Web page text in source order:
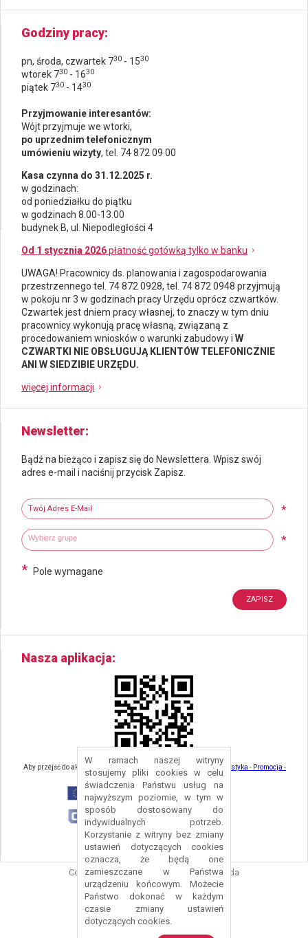
W ramach naszej witryny
stosujemy pliki cookies w celu
świadczenia Państwu usług na
najwyższym poziomie, w tym w
sposób dostosowany do
indywidualnych potrzeb.
Korzystanie z witryny bez zmiany
ustawień dotyczących cookies
oznacza, że będą one
zamieszczane w Państwa
urządzeniu końcowym. Możecie
Państwo dokonać w każdym
czasie zmiany ustawień
dotyczących cookies.
Godziny pracy
pn, środa, czwartek 730 - 1530
wtorek 730 - 1630
piątek 730 - 1430
Przyjmowanie interesantów:
Wójt przyjmuje we wtorki,
po uprzednim telefonicznym
umówieniu wizyty, tel. 74 872 09 00
Kasa czynna do 31.12.2025 r.
w godzinach:
od poniedziałku do piątku
w godzinach 8.00-13.00
budynek B, ul. Niepodległości 4
Od 1 stycznia 2026płatność gotówką tylko w banku
UWAGA! Pracownicy ds. planowania i zagospodarowania
przestrzennego tel. 74 872 0928, tel. 74 872 0948 przyjmują
w pokoju nr 3 w godzinach pracy Urzędu oprócz czwartków.
Czwartek jest dniem pracy własnej, to znaczy w tym dniu
pracownicy wykonują pracę własną, związaną z
procedowaniem wniosków o warunki zabudowy i W
CZWARTKI NIE OBSŁUGUJĄ KLIENTÓW TELEFONICZNIE
ANI W SIEDZIBIE URZĘDU.
więcej informacji
Newsletter
Bądź na bieżąco i zapisz się do Newslettera. Wpisz swój
adres e-mail i naciśnij przycisk Zapisz.
Twój adres e-mail
*
Wybierz grupy tematyczne *
Wpisz wyszukiwaną fraze
* Pole wymagane
Nasza aplikacja
Aby przejść do aktualności związanych z turystyką - kliknij tu:
Turystyka - Promocja -
Strefa Turysty - Gmina Nowa Ruda
Copyright © 2016 Urząd Gminy Nowa Ruda
Projekt i wykonanie:Logonet Sp. z o.o.